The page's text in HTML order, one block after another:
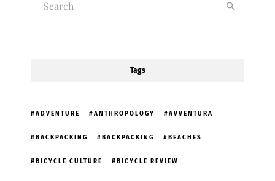
Tags
ADVENTURE ANTHROPOLOGY AVVENTURA
BACKPACKING BACKPACKING BEACHES
BICYCLE CULTURE BICYCLE REVIEW